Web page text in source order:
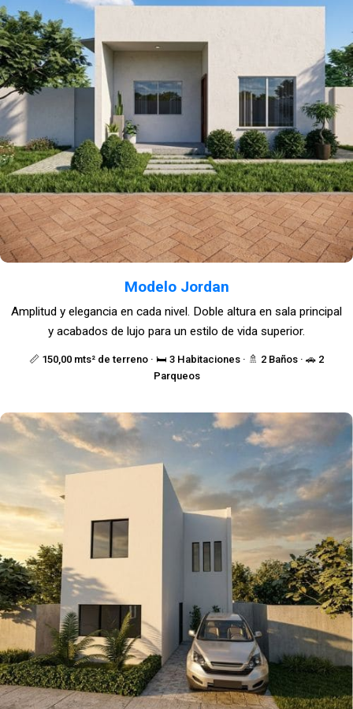
Modelo Jordan
📏 150,00 mts² de terreno · 🛏️ 3 Habitaciones · 🚿 2 Baños · 🚗 2
Parqueos
Amplitud y elegancia en cada nivel. Doble altura en sala principal
y acabados de lujo para un estilo de vida superior.